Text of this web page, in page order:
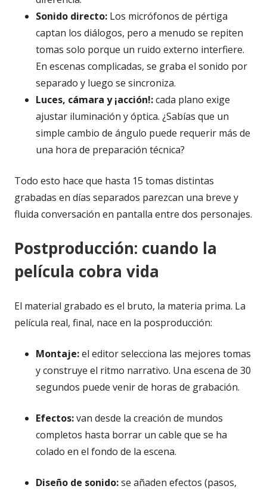
Sonido directo: Los micrófonos de pértiga
captan los diálogos, pero a menudo se repiten
tomas solo porque un ruido externo interfiere.
En escenas complicadas, se graba el sonido por
separado y luego se sincroniza.
Luces, cámara y ¡acción!:cada plano exige
ajustar iluminación y óptica. ¿Sabías que un
simple cambio de ángulo puede requerir más de
una hora de preparación técnica?
Todo esto hace que hasta 15 tomas distintas
grabadas en días separados parezcan una breve y
fluida conversación en pantalla entre dos personajes.
Postproducción: cuando la
película cobra vida
El material grabado es el bruto, la materia prima. La
película real, final, nace en la posproducción:
Montaje:el editor selecciona las mejores tomas
y construye el ritmo narrativo. Una escena de 30
segundos puede venir de horas de grabación.
Efectos:van desde la creación de mundos
completos hasta borrar un cable que se ha
colado en el fondo de la escena.
Diseño de sonido:se añaden efectos (pasos,